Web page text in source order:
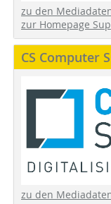
zu den Mediadaten
zur Homepage
CS Computer
zu den Mediadaten